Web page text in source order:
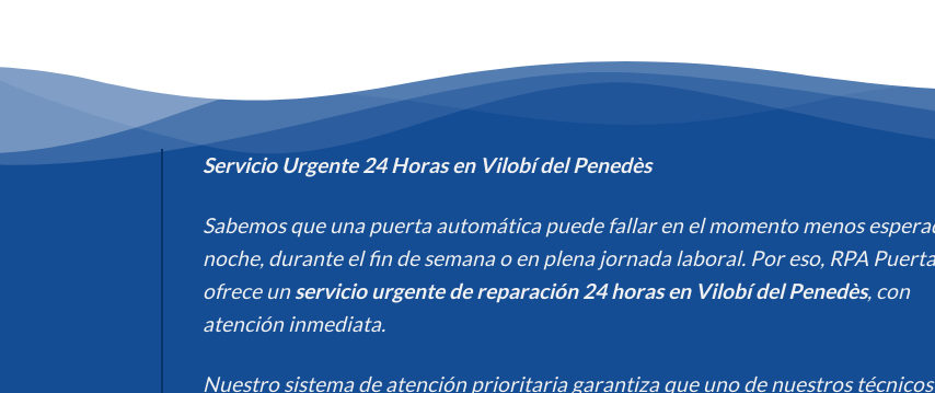
Servicio Urgente 24 Horas en Vilobí del Penedès
Sabemos que una puerta automática puede fallar en el momento menos
noche, durante el fin de semana o en plena jornada laboral. Por eso, RPA
ofrece unservicio urgente de reparación 24 horas en Vilobí del Penedès, con
atención inmediata.
Nuestro sistema de atención prioritaria garantiza que uno de nuestros técnicos